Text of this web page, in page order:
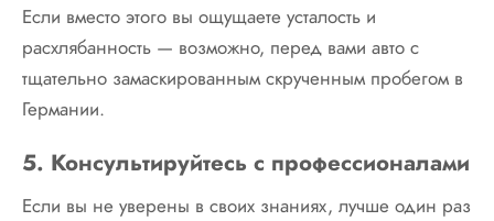
Если вместо этого вы ощущаете усталость и
расхлябанность — возможно, перед вами авто с
тщательно замаскированным скрученным пробегом в
Германии.
5. Консультируйтесь с профессионалами
Если вы не уверены в своих знаниях, лучше один раз